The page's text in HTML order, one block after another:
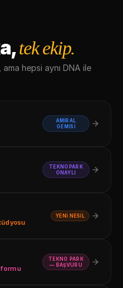
tek ekip.
hepsi aynı DNA ile
AMIRAL
GEMISI
TEKNOPARK
ONAYLI
YENI NESIL
TEKNO PARK
— BAŞVURU